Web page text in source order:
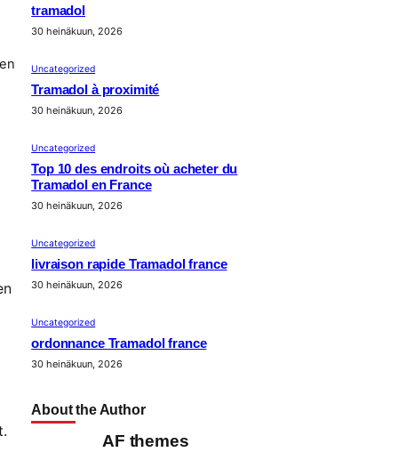
tramadol
30 heinäkuun, 2026
Uncategorized
Tramadol à proximité
30 heinäkuun, 2026
Uncategorized
Top 10 des endroits où acheter du
Tramadol en France
30 heinäkuun, 2026
Uncategorized
livraison rapide Tramadol france
30 heinäkuun, 2026
Uncategorized
ordonnance Tramadol france
30 heinäkuun, 2026
About the Author
AF themes